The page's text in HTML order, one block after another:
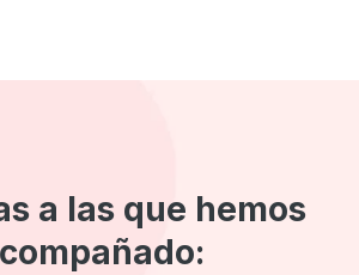
a las que hemos